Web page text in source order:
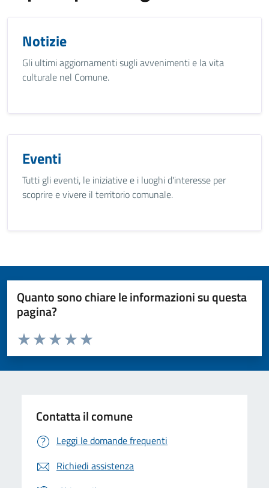
Notizie
Gli ultimi aggiornamenti sugli avvenimenti e la vita
culturale nel Comune.
Eventi
Tutti gli eventi, le iniziative e i luoghi d'interesse per
scoprire e vivere il territorio comunale.
Quanto sono chiare le informazioni su questa
pagina?
Valuta da 1 a 5 stelle la pagina
Valuta 5 stelle su 5
Valuta 4 stelle su 5
Valuta 3 stelle su 5
Valuta 2 stelle su 5
Valuta 1 stelle su 5
Contatta il comune
Leggi le domande frequenti
Richiedi assistenza